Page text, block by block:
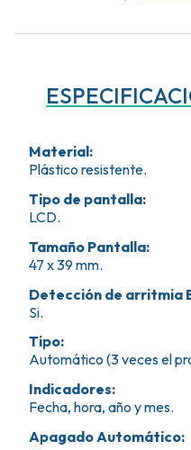
Material:
Plástico resistente.
Tipo de pantalla:
LCD.
Tamaño Pantalla:
47 x 39 mm.
Detección de arritmia
Si.
Tipo:
Automático (3 veces el
Indicadores:
Fecha, hora, año y mes.
Apagado Automático: